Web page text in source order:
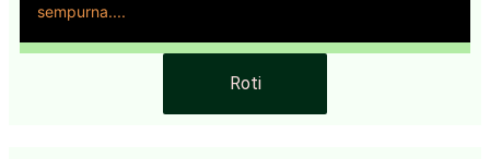
sempurna....
Roti